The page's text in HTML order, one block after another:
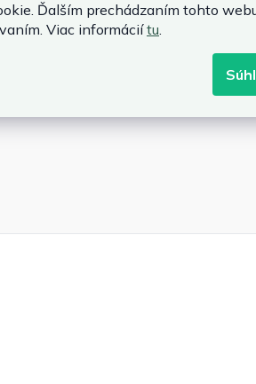
Ďalším prechádzaním tohto
Viac informáciítu.